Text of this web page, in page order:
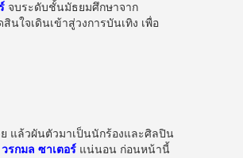
จบระดับชั้นมัธยมศึกษาจาก
ใจเดินเข้าสู่วงการบันเทิง เพื่อ
แล้วผันตัวมาเป็นนักร้องและศิลปิน
วรกมล ซาเตอร์ แน่นอน ก่อนหน้านี้